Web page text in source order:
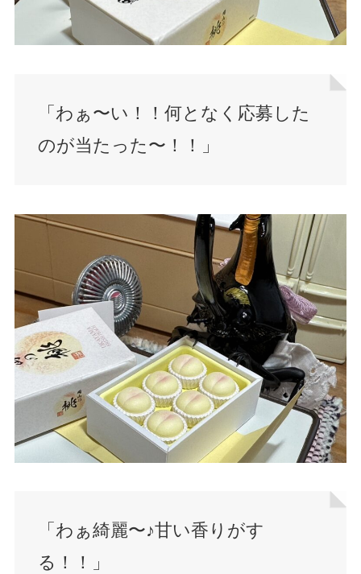
「わぁ〜い！！何となく応募した
のが当たった〜！！」
「わぁ綺麗〜♪甘い香りがす
る！！」